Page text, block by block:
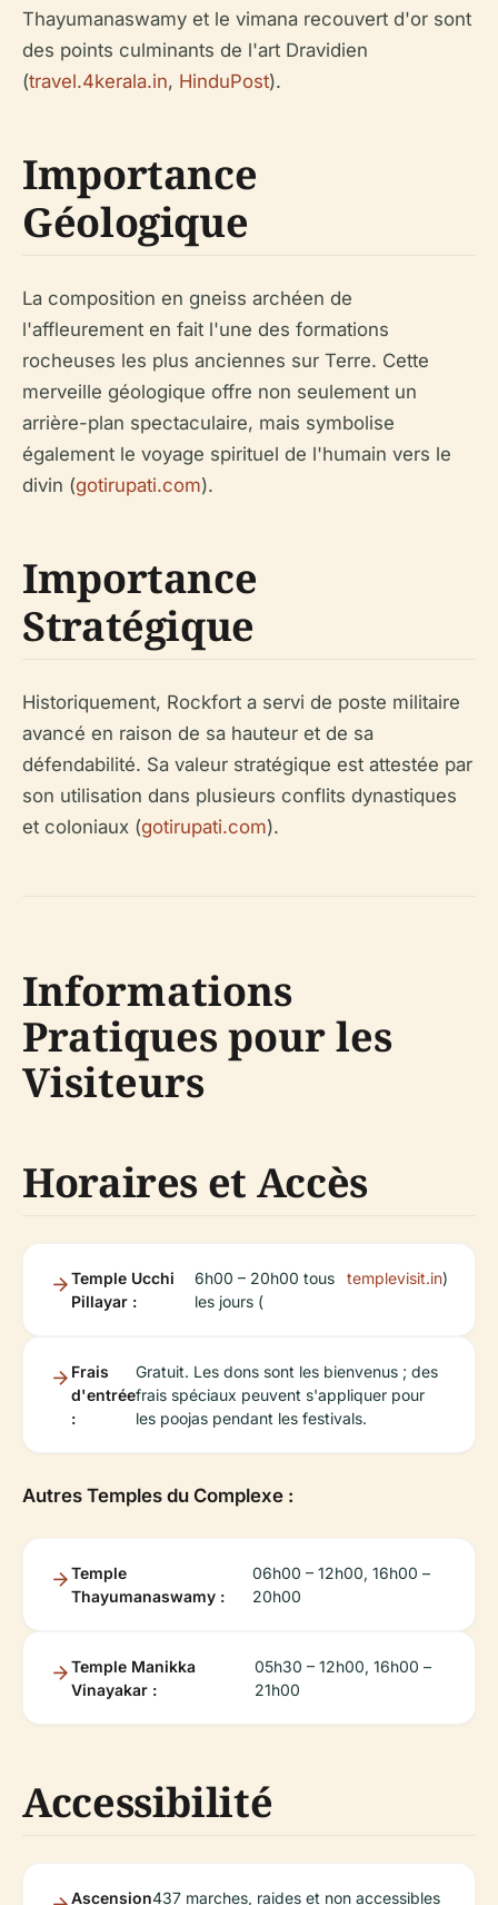
Thayumanaswamy et le vimana recouvert d'or sont
des points culminants de l'art Dravidien
(travel.4kerala.in, HinduPost).
Importance
Géologique
La composition en gneiss archéen de
l'affleurement en fait l'une des formations
rocheuses les plus anciennes sur Terre. Cette
merveille géologique offre non seulement un
arrière-plan spectaculaire, mais symbolise
également le voyage spirituel de l'humain vers le
divin (gotirupati.com).
Importance
Stratégique
Historiquement, Rockfort a servi de poste militaire
avancé en raison de sa hauteur et de sa
défendabilité. Sa valeur stratégique est attestée par
son utilisation dans plusieurs conflits dynastiques
et coloniaux (gotirupati.com).
Informations
Pratiques pour les
Visiteurs
Horaires et Accès
Temple Ucchi
Pillayar :
6h00 – 20h00 tous
les jours (
templevisit.in)
Frais
d'entrée
:
Gratuit. Les dons sont les bienvenus ; des
frais spéciaux peuvent s'appliquer pour
les poojas pendant les festivals.
Autres Temples du Complexe :
Temple
Thayumanaswamy :
06h00 – 12h00, 16h00 –
20h00
Temple Manikka
Vinayakar :
05h30 – 12h00, 16h00 –
21h00
Accessibilité
Ascension437 marches, raides et non accessibles